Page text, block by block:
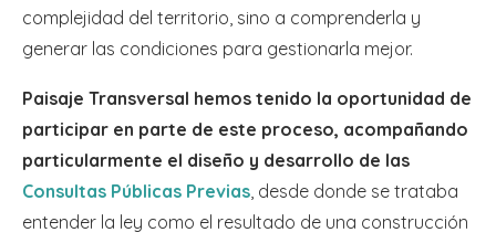
complejidad del territorio, sino a comprenderla y
generar las condiciones para gestionarla mejor.
Paisaje Transversal hemos tenido la oportunidad de
participar en parte de este proceso, acompañando
particularmente el diseño y desarrollo de las
Consultas Públicas Previas, desde donde se trataba
entender la ley como el resultado de una construcción